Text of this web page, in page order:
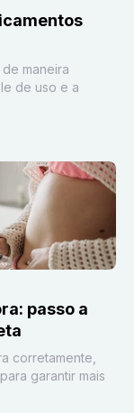
maneira
de uso e a
passo a
corretamente,
garantir mais